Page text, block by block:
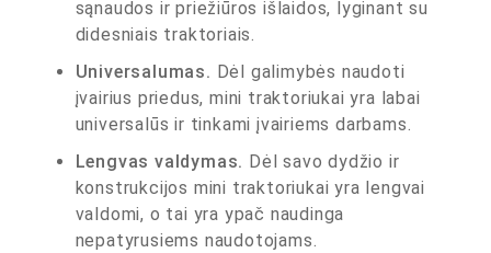
sąnaudos ir priežiūros išlaidos, lyginant su
didesniais traktoriais.
Universalumas. Dėl galimybės naudoti
įvairius priedus, mini traktoriukai yra labai
universalūs ir tinkami įvairiems darbams.
Lengvas valdymas. Dėl savo dydžio ir
konstrukcijos mini traktoriukai yra lengvai
valdomi, o tai yra ypač naudinga
nepatyrusiems naudotojams.